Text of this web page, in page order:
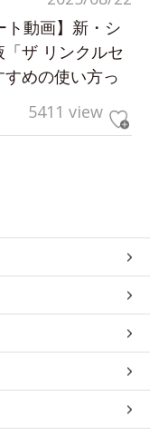
ト動画】新・シ
ザ リンクルセ
めの使い方っ
5411 view